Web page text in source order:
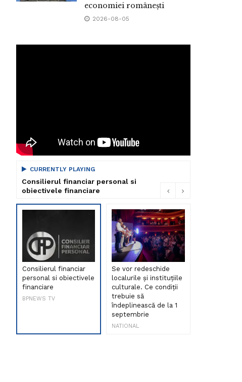
economiei românești
2026-08-05
CURRENTLY PLAYING
Consilierul financiar personal si
obiectivele financiare
Consilierul financiar
personal si obiectivele
financiare
BPNEWS TV
Se vor redeschide
localurile și instituțiile
culturale. Ce condiții
trebuie să
îndeplinească de la 1
septembrie
NATIONAL